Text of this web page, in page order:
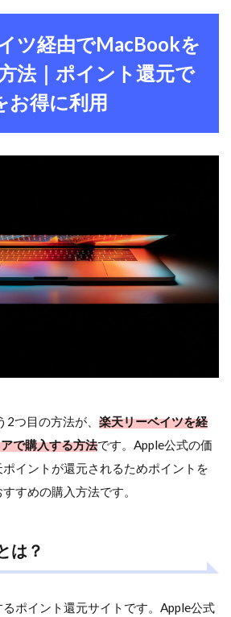
ツ経由でMacBookを
法｜ポイント還元で
お得に利用
つ目の方法が、 楽天リーベイツを経
で購入する方法です。Apple公式の価
イントが還元されるためポイントを
すめの購入方法です。
は？
ポイント還元サイトです。Apple公式